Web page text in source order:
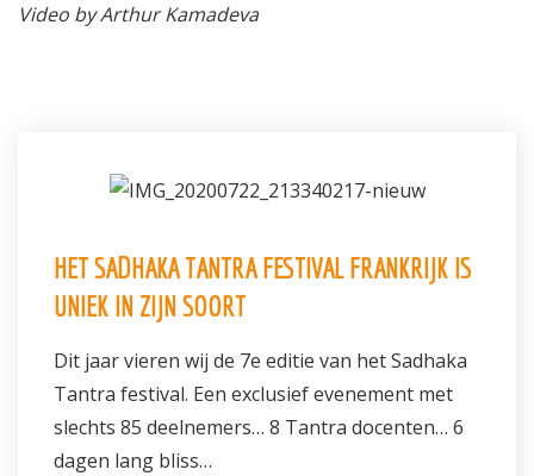
Video by Arthur Kamadeva
HET SADHAKA TANTRA FESTIVAL FRANKRIJK IS
UNIEK IN ZIJN SOORT
Dit jaar vieren wij de 7e editie van het Sadhaka
Tantra festival. Een exclusief evenement met
slechts 85 deelnemers… 8 Tantra docenten… 6
dagen lang bliss…